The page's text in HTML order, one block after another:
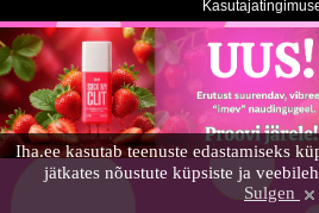
Iha.ee kasutab teenuste edastamiseks
jätkates nõustute küpsiste ja
Sulgen